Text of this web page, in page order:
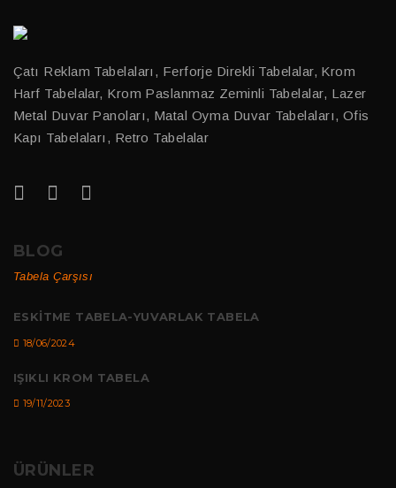
Çatı Reklam Tabelaları, Ferforje Direkli Tabelalar, Krom
Harf Tabelalar, Krom Paslanmaz Zeminli Tabelalar, Lazer
Metal Duvar Panoları, Matal Oyma Duvar Tabelaları, Ofis
Kapı Tabelaları, Retro Tabelalar
BLOG
Tabela Çarşısı
ESKITME TABELA-YUVARLAK TABELA
18/06/2024
IŞIKLI KROM TABELA
19/11/2023
ÜRÜNLER